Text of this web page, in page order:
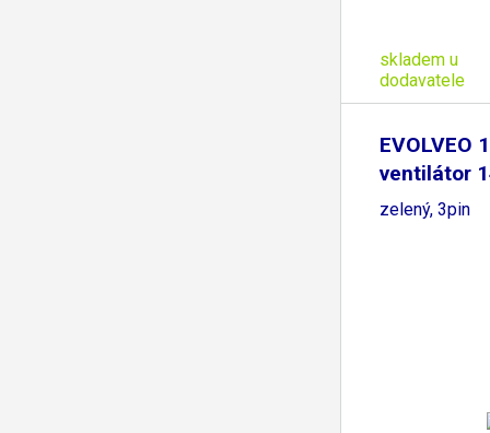
skladem u
dodavatele
EVOLVEO
ventilátor
LED
zelený, 3pin